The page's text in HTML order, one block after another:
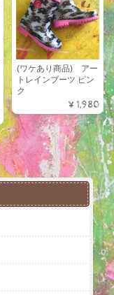
(ワケあり商品) アー
トレインブーツ ピン
ク
¥1,980